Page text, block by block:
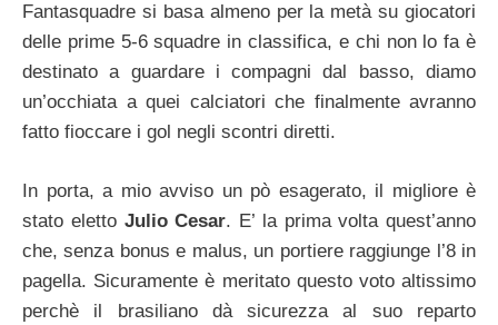
Fantasquadre si basa almeno per la metà su giocatori
delle prime 5-6 squadre in classifica, e chi non lo fa è
destinato a guardare i compagni dal basso, diamo
un’occhiata a quei calciatori che finalmente avranno
fatto fioccare i gol negli scontri diretti.
In porta, a mio avviso un pò esagerato, il migliore è
stato eletto Julio Cesar. E’ la prima volta quest’anno
che, senza bonus e malus, un portiere raggiunge l’8 in
pagella. Sicuramente è meritato questo voto altissimo
perchè il brasiliano dà sicurezza al suo reparto